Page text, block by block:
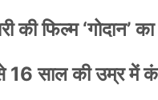
की फिल्म
16 साल की उम्र में